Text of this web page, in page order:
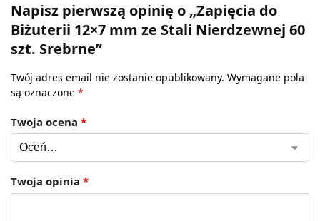
Napisz pierwszą opinię o „Zapięcia do
Biżuterii 12×7 mm ze Stali Nierdzewnej 60
szt. Srebrne”
Twój adres email nie zostanie opublikowany. Wymagane pola
są oznaczone *
Twoja ocena *
Twoja opinia *